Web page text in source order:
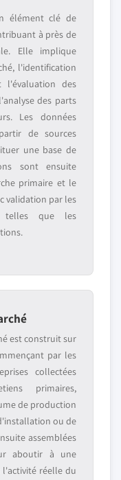
élément clé de
à près de
Elle implique
l'identification
l'évaluation des
des parts
Les données
de sources
une base de
sont ensuite
primaire et le
validation par les
telles que les
est construit sur
par les
collectées
primaires,
de production
ou de
assemblées
aboutir à une
réelle du